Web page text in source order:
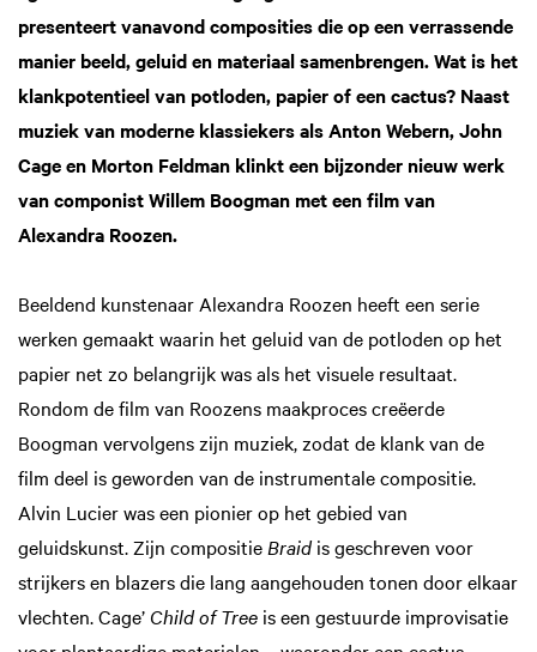
presenteert vanavond composities die op een verrassende
manier beeld, geluid en materiaal samenbrengen. Wat is het
klankpotentieel van potloden, papier of een cactus? Naast
muziek van moderne klassiekers als Anton Webern, John
Cage en Morton Feldman klinkt een bijzonder nieuw werk
van componist Willem Boogman met een film van
Alexandra Roozen.
Beeldend kunstenaar Alexandra Roozen heeft een serie
werken gemaakt waarin het geluid van de potloden op het
papier net zo belangrijk was als het visuele resultaat.
Rondom de film van Roozens maakproces creëerde
Boogman vervolgens zijn muziek, zodat de klank van de
film deel is geworden van de instrumentale compositie.
Alvin Lucier was een pionier op het gebied van
geluidskunst. Zijn compositie Braidis geschreven voor
strijkers en blazers die lang aangehouden tonen door elkaar
vlechten. Cage’ Child of Tree is een gestuurde improvisatie
Zoom